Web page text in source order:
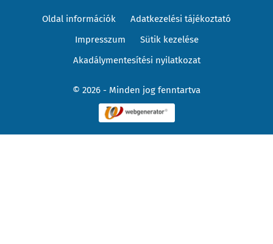
© 2026 - Minden jog fenntartva
Oldal információk
Adatkezelési tájékoztató
Impresszum
Sütik kezelése
Akadálymentesítési nyilatkozat